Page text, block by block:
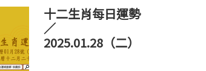
十二生肖每日運勢
／
2025.01.28（二）